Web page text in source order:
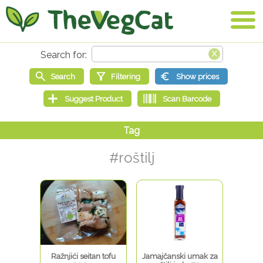
#roštilj
Ražnjići seitan tofu
Jamajčanski umak za